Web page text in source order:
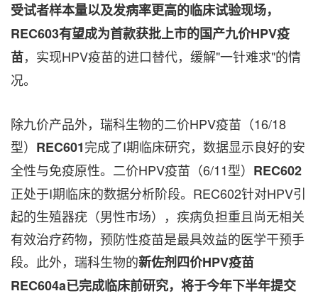
受试者样本量以及发病率更高的临床试验现场，
REC603有望成为首款获批上市的国产九价HPV疫
苗，实现HPV疫苗的进口替代，缓解"一针难求"的情
况。
除九价产品外，瑞科生物的二价HPV疫苗（16/18
型） REC601完成了I期临床研究，数据显示良好的安
全性与免疫原性。二价HPV疫苗（6/11型） REC602
正处于I期临床的数据分析阶段。REC602针对HPV引
起的生殖器疣（男性市场），疾病负担重且尚无相关
有效治疗药物，预防性疫苗是最具效益的医学干预手
段。此外，瑞科生物的新佐剂四价HPV疫苗
REC604a已完成临床前研究，将于今年下半年提交